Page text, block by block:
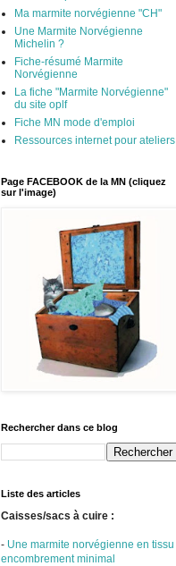
Ma marmite norvégienne "CH"
Une Marmite Norvégienne
Michelin ?
Fiche-résumé Marmite
Norvégienne
La fiche "Marmite Norvégienne"
du site oplf
Fiche MN mode d'emploi
Ressources internet pour ateliers
Page FACEBOOK de la MN (cliquez
sur l'image)
Rechercher dans ce blog
Liste des articles
Caisses/sacs à cuire :
- Une marmite norvégienne en tissu
encombrement minimal